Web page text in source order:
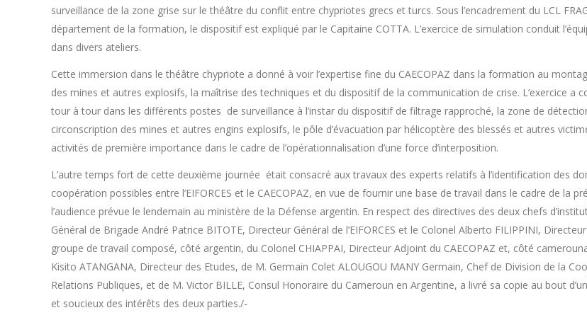
surveillance de la zone grise sur le théâtre du conflit entre chypriotes grecs et turcs. Sous l’encadrement du LCL
département de la formation, le dispositif est expliqué par le Capitaine COTTA. L’exercice de simulation conduit
dans divers ateliers.
Cette immersion dans le théâtre chypriote a donné à voir l’expertise fine du CAECOPAZ dans la formation au
des mines et autres explosifs, la maîtrise des techniques et du dispositif de la communication de crise. L’exercice a
tour à tour dans les différents postes de surveillance à l’instar du dispositif de filtrage rapproché, la zone de
circonscription des mines et autres engins explosifs, le pôle d’évacuation par hélicoptère des blessés et autres
activités de première importance dans le cadre de l’opérationnalisation d’une force d’interposition.
L’autre temps fort de cette deuxième journée était consacré aux travaux des experts relatifs à l’identification des
coopération possibles entre l’EIFORCES et le CAECOPAZ, en vue de fournir une base de travail dans le cadre de la
l’audience prévue le lendemain au ministère de la Défense argentin. En respect des directives des deux chefs
Général de Brigade André Patrice BITOTE, Directeur Général de l’EIFORCES et le Colonel Alberto FILIPPINI,
groupe de travail composé, côté argentin, du Colonel CHIAPPAI, Directeur Adjoint du CAECOPAZ et, côté
Kisito ATANGANA, Directeur des Etudes, de M. Germain Colet ALOUGOU MANY Germain, Chef de Division de la
Relations Publiques, et de M. Victor BILLE, Consul Honoraire du Cameroun en Argentine, a livré sa copie au bout
et soucieux des intérêts des deux parties./-